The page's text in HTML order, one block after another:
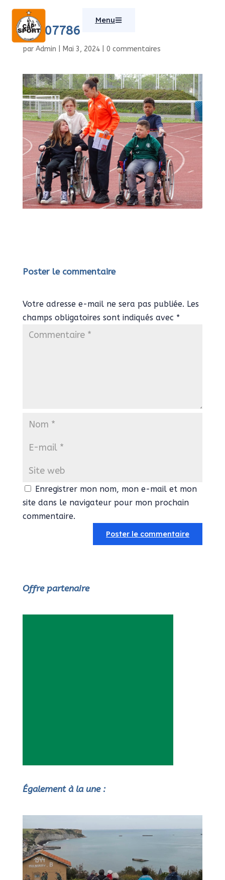
Menu
DSC07786
par Admin Mai 3, 2024| 0 commentaires
Poster le commentaire
Votre adresse e-mail ne sera pas publiée. Les
champs obligatoires sont indiqués avec *
Enregistrer mon nom, mon e-mail et mon
site dans le navigateur pour mon prochain
commentaire.
Offre partenaire
Également à la une :